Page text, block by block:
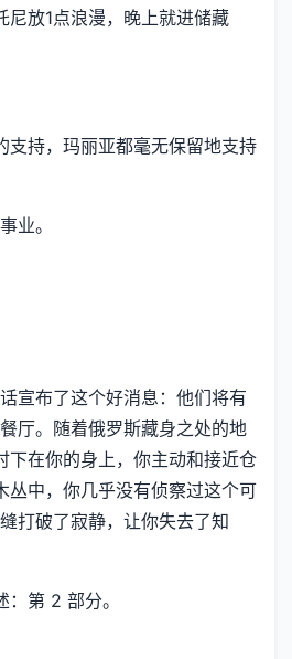
尼放1点浪漫，晚上就进储藏
支持，玛丽亚都毫无保留地支持
业。
宣布了这个好消息：他们将有
厅。随着俄罗斯藏身之处的地
下在你的身上，你主动和接近仓
丛中，你几乎没有侦察过这个可
打破了寂静，让你失去了知
第 2 部分。